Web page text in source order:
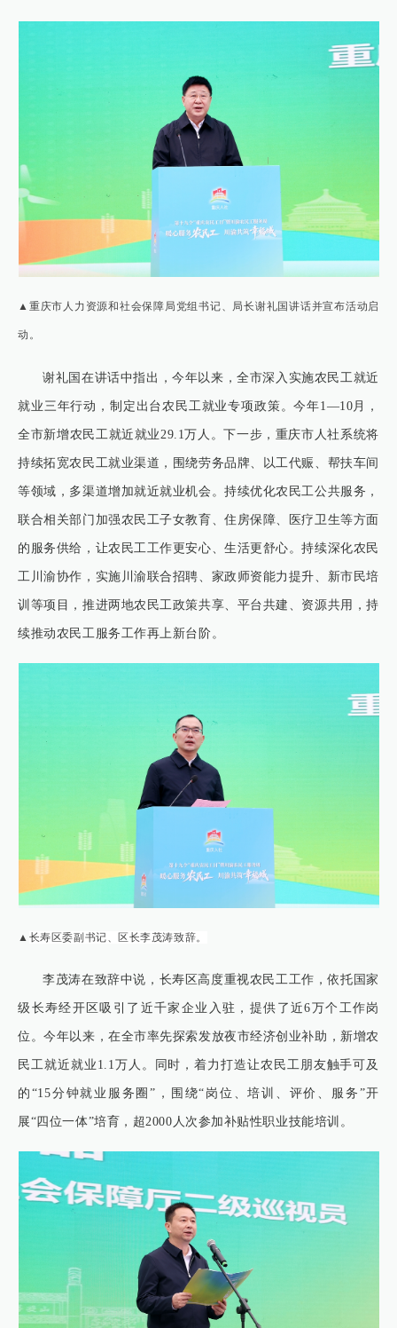
▲重庆市人力资源和社会保障局党组书记、局长谢礼国讲话并宣布活动启
动。
谢礼国在讲话中指出，今年以来，全市深入实施农民工就近
就业三年行动，制定出台农民工就业专项政策。今年1—10月，
全市新增农民工就近就业29.1万人。下一步，重庆市人社系统将
持续拓宽农民工就业渠道，围绕劳务品牌、以工代赈、帮扶车间
等领域，多渠道增加就近就业机会。持续优化农民工公共服务，
联合相关部门加强农民工子女教育、住房保障、医疗卫生等方面
的服务供给，让农民工工作更安心、生活更舒心。持续深化农民
工川渝协作，实施川渝联合招聘、家政师资能力提升、新市民培
训等项目，推进两地农民工政策共享、平台共建、资源共用，持
续推动农民工服务工作再上新台阶。
▲ 长寿区委副书记、区长李茂涛致辞。
李茂涛在致辞中说，长寿区高度重视农民工工作，依托国家
级长寿经开区吸引了近千家企业入驻，提供了近6万个工作岗
位。今年以来，在全市率先探索发放夜市经济创业补助，新增农
民工就近就业1.1万人。同时，着力打造让农民工朋友触手可及
的“15分钟就业服务圈”，围绕“岗位、培训、评价、服务”开
展“四位一体”培育，超2000人次参加补贴性职业技能培训。